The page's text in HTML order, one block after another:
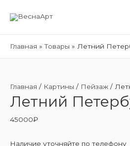
Главная Товары Летний
Главная / Картины / Пейзаж /
Летний
45000₽
Наличие уточняйте по телефону